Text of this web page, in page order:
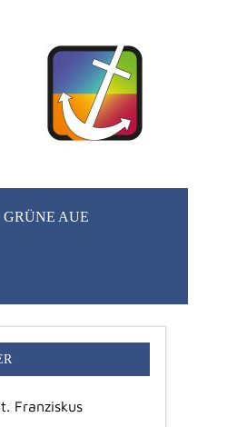
GRÜNE AUE
Franziskus